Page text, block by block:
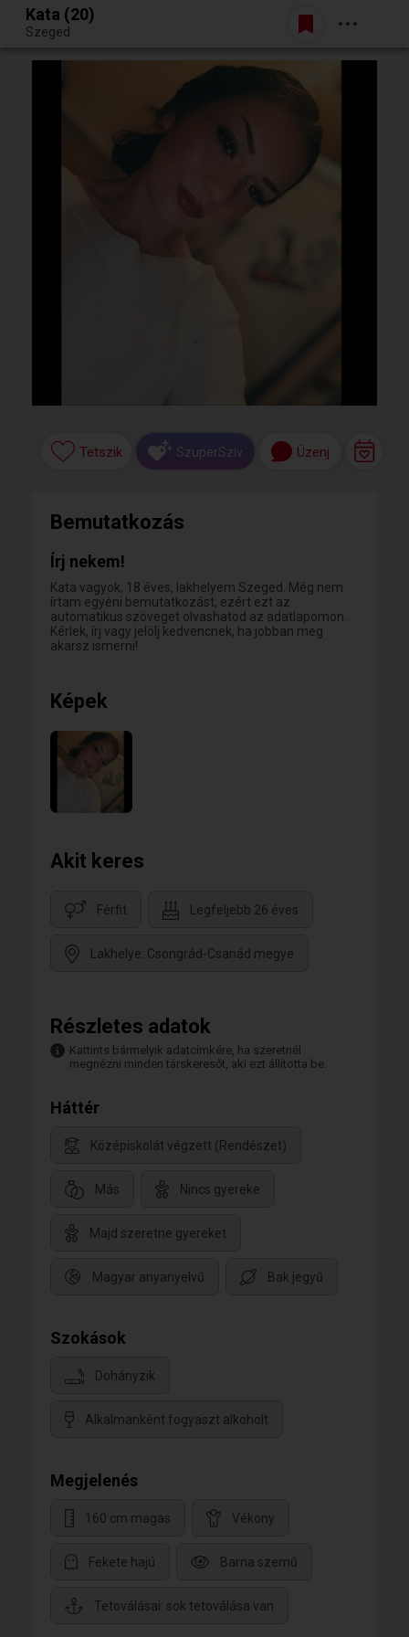
Egy jó randiból bármi lehet.
Belépés
Kata (20)
Szeged
Tetszik SzuperSzív Üzenj
Bemutatkozás
Írj nekem!
Kata vagyok, 18 éves, lakhelyem Szeged. Még nem
írtam egyéni bemutatkozást, ezért ezt az
automatikus szöveget olvashatod az adatlapomon.
Kérlek, írj vagy jelölj kedvencnek, ha jobban meg
akarsz ismerni!
Képek
Akit keres
Férfit Legfeljebb 26 éves
Lakhelye: Csongrád-Csanád megye
Részletes adatok
Kattints bármelyik adatcímkére, ha szeretnél
megnézni minden társkeresőt, aki ezt állította be.
Háttér
Középiskolát végzett (Rendészet)
Más Nincs gyereke
Majd szeretne gyereket
Magyar anyanyelvű Bak jegyű
Szokások
Dohányzik
Alkalmanként fogyaszt alkoholt
Megjelenés
160 cm magas Vékony
Fekete hajú Barna szemű
Tetoválásai: sok tetoválása van